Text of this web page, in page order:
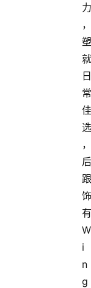
力
，
塑
就
日
常
佳
选
，
后
跟
饰
有
W
i
n
g